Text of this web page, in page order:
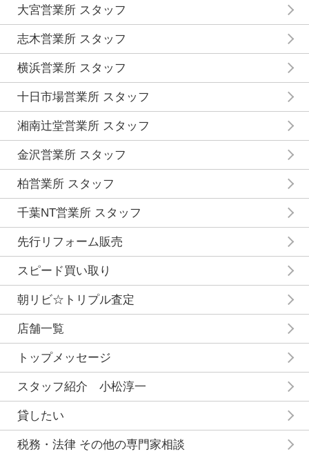
大宮営業所 スタッフ
志木営業所 スタッフ
横浜営業所 スタッフ
十日市場営業所 スタッフ
湘南辻堂営業所 スタッフ
金沢営業所 スタッフ
柏営業所 スタッフ
千葉NT営業所 スタッフ
先行リフォーム販売
スピード買い取り
朝リビ☆トリプル査定
店舗一覧
トップメッセージ
スタッフ紹介 小松淳一
貸したい
税務・法律 その他の専門家相談